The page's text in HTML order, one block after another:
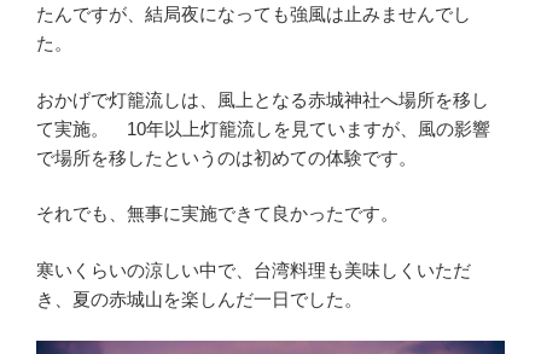
たんですが、結局夜になっても強風は止みませんでし
た。
おかげで灯籠流しは、風上となる赤城神社へ場所を移し
て実施。 10年以上灯籠流しを見ていますが、風の影響
で場所を移したというのは初めての体験です。
それでも、無事に実施できて良かったです。
寒いくらいの涼しい中で、台湾料理も美味しくいただ
き、夏の赤城山を楽しんだ一日でした。